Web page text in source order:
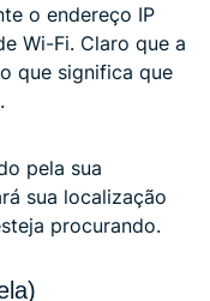
o endereço IP
Wi-Fi. Claro que a
que significa que
pela sua
sua localização
procurando.